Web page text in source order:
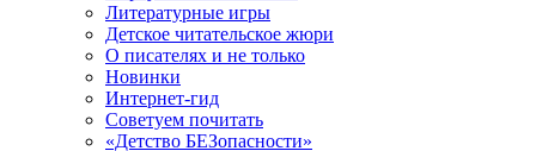
Литературные игры
Детское читательское жюри
О писателях и не только
Новинки
Интернет-гид
Советуем почитать
«Детство БЕЗопасности»